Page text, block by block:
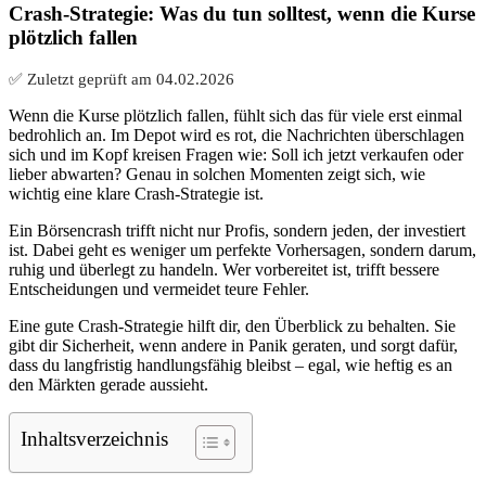
Crash-Strategie: Was du tun solltest, wenn die Kurse
plötzlich fallen
✅ Zuletzt geprüft am 04.02.2026
Wenn die Kurse plötzlich fallen, fühlt sich das für viele erst einmal
bedrohlich an. Im Depot wird es rot, die Nachrichten überschlagen
sich und im Kopf kreisen Fragen wie: Soll ich jetzt verkaufen oder
lieber abwarten? Genau in solchen Momenten zeigt sich, wie
wichtig eine klare Crash-Strategie ist.
Ein Börsencrash trifft nicht nur Profis, sondern jeden, der investiert
ist. Dabei geht es weniger um perfekte Vorhersagen, sondern darum,
ruhig und überlegt zu handeln. Wer vorbereitet ist, trifft bessere
Entscheidungen und vermeidet teure Fehler.
Eine gute Crash-Strategie hilft dir, den Überblick zu behalten. Sie
gibt dir Sicherheit, wenn andere in Panik geraten, und sorgt dafür,
dass du langfristig handlungsfähig bleibst – egal, wie heftig es an
den Märkten gerade aussieht.
Inhaltsverzeichnis